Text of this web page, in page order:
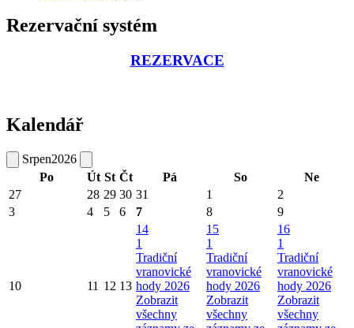
Rezervační systém
REZERVACE
Kalendář
Srpen2026
Po
Út St Čt Pá So
Ne
27
28 29 30 31 1
2
3
4 5 6 7 8 9
10 11 12 13
14
1
Tradiční
vranovické
hody 2026
Zobrazit
všechny
15
1
Tradiční
vranovické
hody 2026
Zobrazit
všechny
16
1
Tradiční
vranovické
hody 2026
Zobrazit
všechny